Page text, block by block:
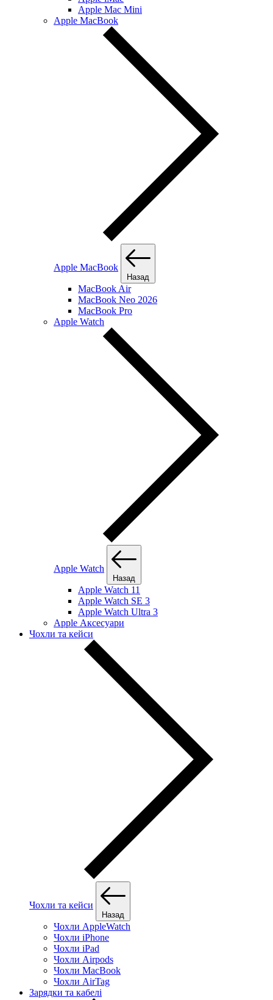
Apple Mac Mini
Apple MacBook
Apple MacBook
Назад
MacBook Air
MacBook Neo 2026
MacBook Pro
Apple Watch
Apple Watch
Назад
Apple Watch 11
Apple Watch SE 3
Apple Watch Ultra 3
Apple Аксесуари
Чохли та кейси
Чохли та кейси
Назад
Чохли AppleWatch
Чохли iPhone
Чохли iPad
Чохли Airpods
Чохли MacBook
Чохли AirTag
Зарядки та кабелі